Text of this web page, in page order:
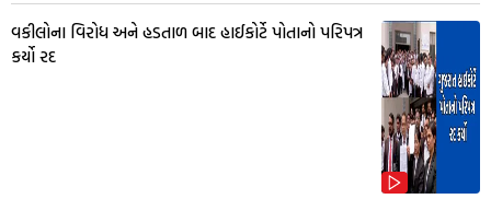
વકીલોના વિરોધ અને હડતાળ બાદ હાઈકોર્ટે પોતાનો પરિપત્ર
કર્યો રદ